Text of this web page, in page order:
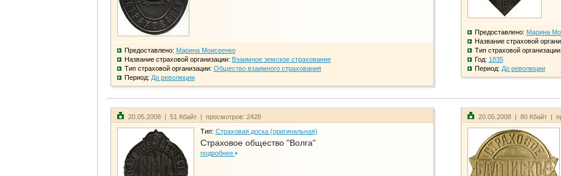
Предоставлено: Марина Моисеенко
Название страховой организации: Взаимное земское страхование
Тип страховой организации: Общество взаимного страхования
Период: До революции
Предоставлено: Марина
Название страховой
Тип страховой организации:
Год: 1835
Период: До революции
20.05.2008 | 51 Кбайт | просмотров: 2428
Тип: Страховая доска (оригинальная)
Страховое общество "Волга"
подробнее
20.05.2008 | 80 Кбайт |